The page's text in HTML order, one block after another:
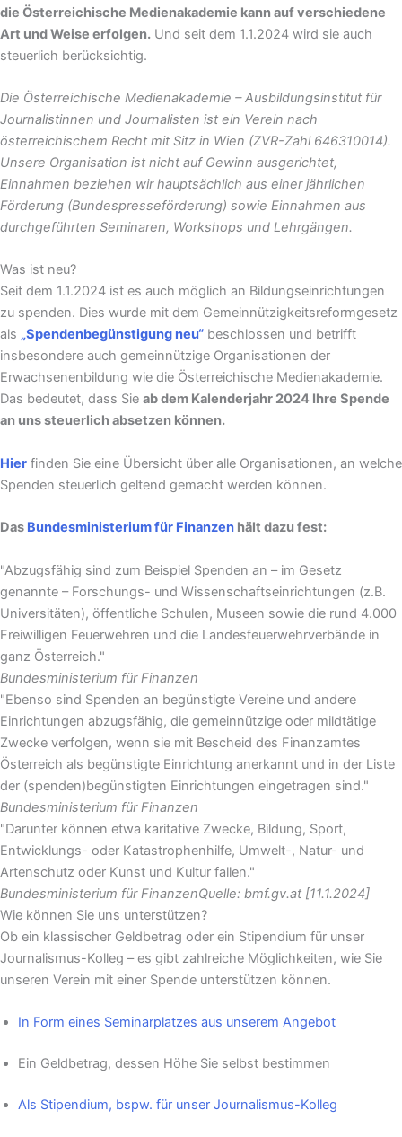
die Österreichische Medienakademie kann auf verschiedene
Art und Weise erfolgen. Und seit dem 1.1.2024 wird sie auch
steuerlich berücksichtig.
Die Österreichische Medienakademie – Ausbildungsinstitut für
Journalistinnen und Journalisten ist ein Verein nach
österreichischem Recht mit Sitz in Wien (ZVR-Zahl 646310014).
Unsere Organisation ist nicht auf Gewinn ausgerichtet,
Einnahmen beziehen wir hauptsächlich aus einer jährlichen
Förderung (Bundespresseförderung) sowie Einnahmen aus
durchgeführten Seminaren, Workshops und Lehrgängen.
Was ist neu?
Seit dem 1.1.2024 ist es auch möglich an Bildungseinrichtungen
zu spenden. Dies wurde mit dem Gemeinnützigkeitsreformgesetz
als „Spendenbegünstigung neu“ beschlossen und betrifft
insbesondere auch gemeinnützige Organisationen der
Erwachsenenbildung wie die Österreichische Medienakademie.
Das bedeutet, dass Sie ab dem Kalenderjahr 2024 Ihre Spende
an uns steuerlich absetzen können.
Hier finden Sie eine Übersicht über alle Organisationen, an welche
Spenden steuerlich geltend gemacht werden können.
Das Bundesministerium für Finanzen hält dazu fest:
"Abzugsfähig sind zum Beispiel Spenden an – im Gesetz
genannte – Forschungs- und Wissenschaftseinrichtungen (z.B.
Universitäten), öffentliche Schulen, Museen sowie die rund 4.000
Freiwilligen Feuerwehren und die Landesfeuerwehrverbände in
ganz Österreich."
Bundesministerium für Finanzen
"Ebenso sind Spenden an begünstigte Vereine und andere
Einrichtungen abzugsfähig, die gemeinnützige oder mildtätige
Zwecke verfolgen, wenn sie mit Bescheid des Finanzamtes
Österreich als begünstigte Einrichtung anerkannt und in der Liste
der (spenden)begünstigten Einrichtungen eingetragen sind."
Bundesministerium für Finanzen
"Darunter können etwa karitative Zwecke, Bildung, Sport,
Entwicklungs- oder Katastrophenhilfe, Umwelt-, Natur- und
Artenschutz oder Kunst und Kultur fallen."
Bundesministerium für FinanzenQuelle: bmf.gv.at [11.1.2024]
Wie können Sie uns unterstützen?
Ob ein klassischer Geldbetrag oder ein Stipendium für unser
Journalismus-Kolleg – es gibt zahlreiche Möglichkeiten, wie Sie
unseren Verein mit einer Spende unterstützen können.
In Form eines Seminarplatzes aus unserem Angebot
Ein Geldbetrag, dessen Höhe Sie selbst bestimmen
Als Stipendium, bspw. für unser Journalismus-Kolleg